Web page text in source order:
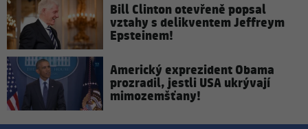
Bill Clinton otevřeně popsal
vztahy s delikventem Jeffreym
Epsteinem!
Americký exprezident Obama
prozradil, jestli USA ukrývají
mimozemšťany!